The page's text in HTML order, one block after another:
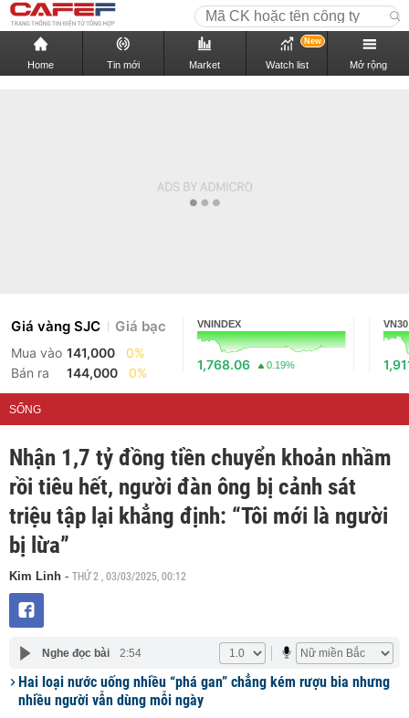
Home Tin mới Market Watch list
New
Mở rộng
Giá vàng SJC Giá bạc
Mua vào 141,000
0%
Bán ra
144,000 0%
VNINDEX
1,768.06 0.19%
VN30
SỐNG
Nhận 1,7 tỷ đồng tiền chuyển khoản nhầm
rồi tiêu hết, người đàn ông bị cảnh sát
triệu tập lại khẳng định: “Tôi mới là người
bị lừa”
Kim Linh - THỨ 2 , 03/03/2025, 00:12
Nghe đọc bài 2:54
Hai loại nước uống nhiều “phá gan” chẳng kém rượu bia nhưng
nhiều người vẫn dùng mỗi ngày